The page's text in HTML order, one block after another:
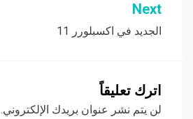
Next
الجديد في اكسبلورر 11
اترك تعليقاً
لن يتم نشر عنوان بريدك الإلكتروني.